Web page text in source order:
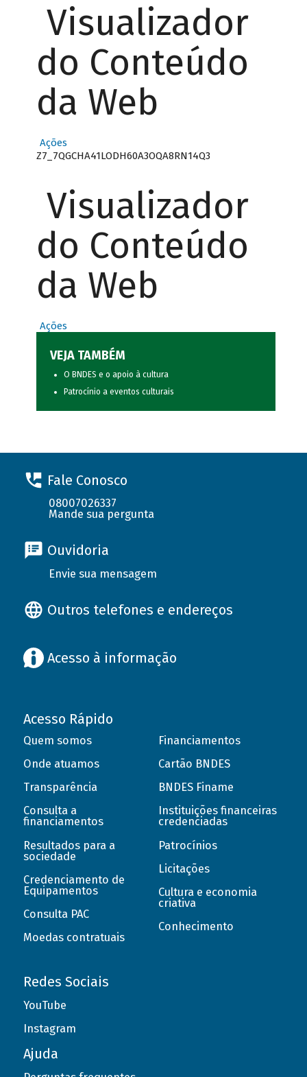
Visualizador
do Conteúdo
da Web
Ações
Z7_7QGCHA41LODH60A3OQA8RN14Q3
Visualizador
do Conteúdo
da Web
Ações
VEJA TAMBÉM
O BNDES e o apoio à cultura
Patrocínio a eventos culturais
Fale Conosco
08007026337
Mande sua pergunta
Ouvidoria
Envie sua mensagem
Outros telefones e endereços
Acesso à informação
Acesso Rápido
Quem somos
Onde atuamos
Transparência
Consulta a
financiamentos
Resultados para a
sociedade
Credenciamento de
Equipamentos
Consulta PAC
Moedas contratuais
Financiamentos
Cartão BNDES
BNDES Finame
Instituições financeiras
credenciadas
Patrocínios
Licitações
Cultura e economia
criativa
Conhecimento
Redes Sociais
YouTube
Instagram
Ajuda